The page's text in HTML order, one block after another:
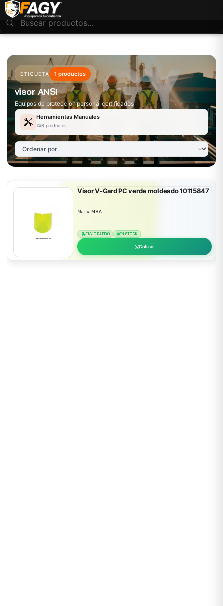
ETIQUETA 1 productos
visor ANSI
Equipos de protección personal certificados
Herramientas Manuales
746 productos
Visor V-Gard PC verde moldeado 10115847
Marca:MSA
ENVÍO RÁPIDO EN STOCK
Cotizar